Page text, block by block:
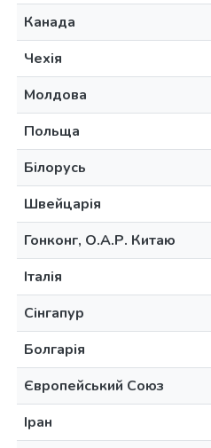
Канада
Чехія
Молдова
Польща
Білорусь
Швейцарія
Гонконг, О.А.Р. Китаю
Італія
Сінгапур
Болгарія
Європейський Союз
Іран